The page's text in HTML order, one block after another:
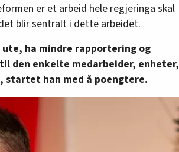
er et arbeid hele regjeringa skal
blir sentralt i dette arbeidet.
ha mindre rapportering og
den enkelte medarbeider, enheter,
han med å poengtere.